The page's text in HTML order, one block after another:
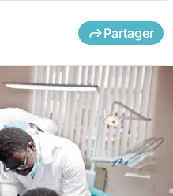
Partager